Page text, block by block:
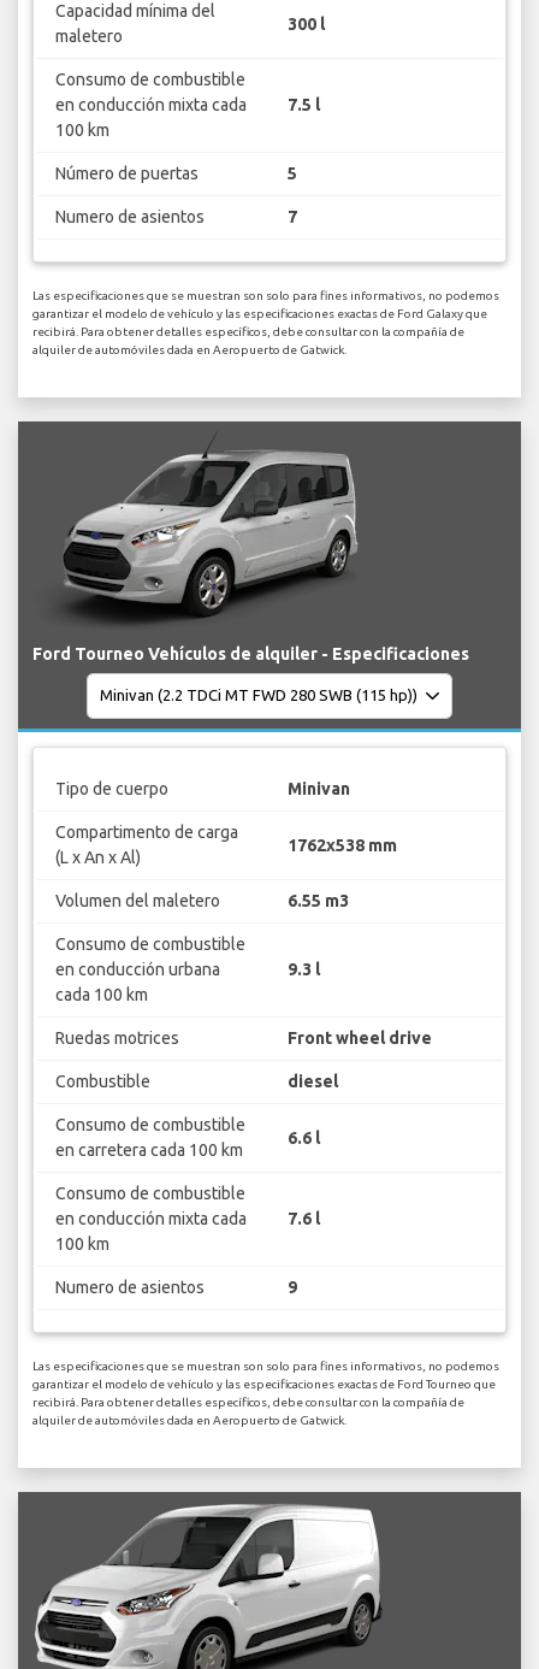
Capacidad mínima del
maletero
300 l
Consumo de combustible
en conducción mixta cada
100 km
7.5 l
Número de puertas 5
Numero de asientos 7
Las especificaciones que se muestran son solo para fines informativos, no podemos
garantizar el modelo de vehículo y las especificaciones exactas de Ford Galaxy que
recibirá. Para obtener detalles específicos, debe consultar con la compañía de
alquiler de automóviles dada en Aeropuerto de Gatwick.
Ford Tourneo Vehículos de alquiler - Especificaciones
Tipo de cuerpo Minivan
Compartimento de carga
(L x An x Al)
1762x538 mm
Volumen del maletero 6.55 m3
Consumo de combustible
en conducción urbana
cada 100 km
9.3 l
Ruedas motrices Front wheel drive
Combustible diesel
Consumo de combustible
en carretera cada 100 km
6.6 l
Consumo de combustible
en conducción mixta cada
100 km
7.6 l
Numero de asientos 9
Las especificaciones que se muestran son solo para fines informativos, no podemos
garantizar el modelo de vehículo y las especificaciones exactas de Ford Tourneo que
recibirá. Para obtener detalles específicos, debe consultar con la compañía de
alquiler de automóviles dada en Aeropuerto de Gatwick.